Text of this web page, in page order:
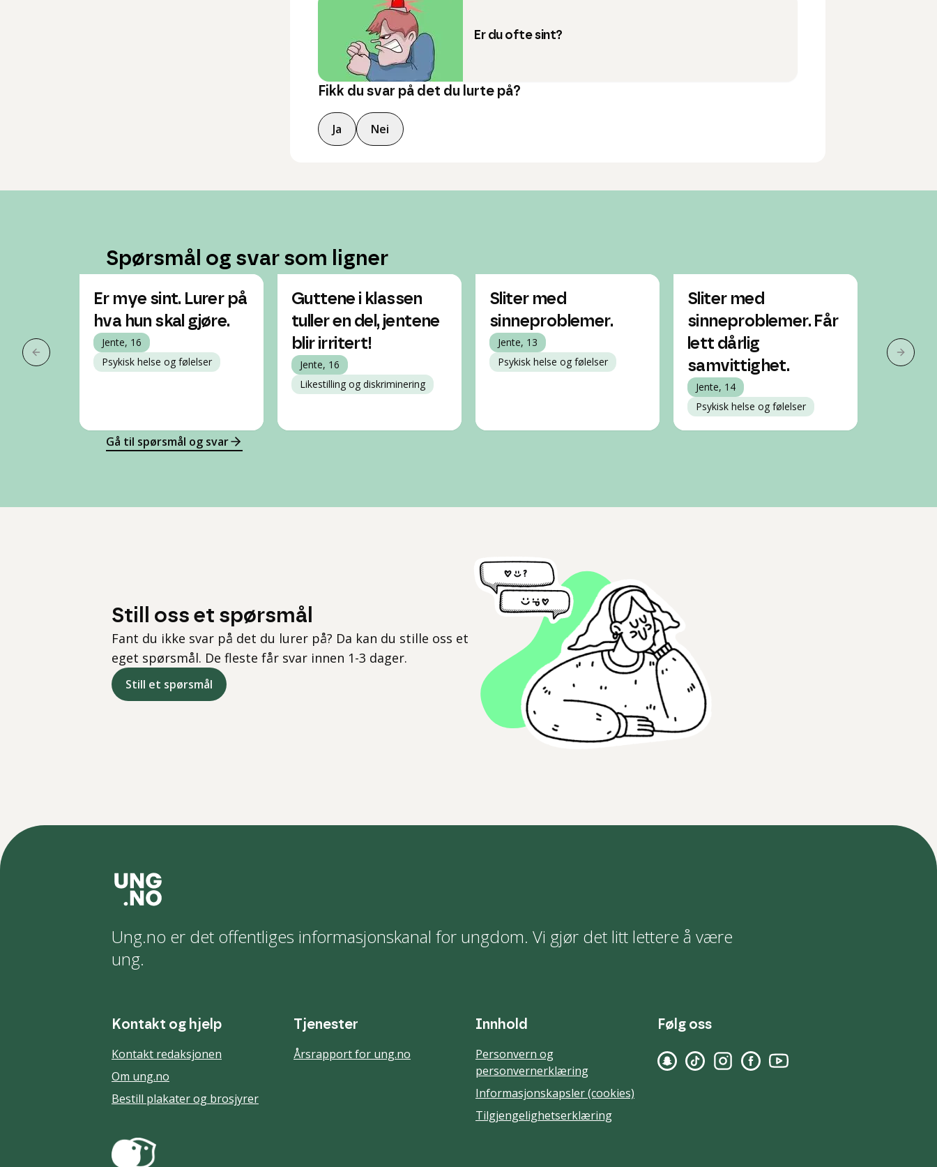
Er du ofte sint?
Fikk du svar på det du lurte på?
Ja Nei
Spørsmål og svar som ligner
Forrige slide
Er mye sint. Lurer på
hva hun skal gjøre.
Jente, 16
Psykisk helse og følelser
Guttene i klassen
tuller en del, jentene
blir irritert!
Jente, 16
Likestilling og diskriminering
Sliter med
sinneproblemer.
Jente, 13
Psykisk helse og følelser
Sliter med
sinneproblemer. Får
lett dårlig
samvittighet.
Jente, 14
Psykisk helse og følelser
Jente, 14
Psykisk
Neste
Gå til spørsmål og svar
Still oss et spørsmål
Fant du ikke svar på det du lurer på? Da kan du stille oss et
eget spørsmål. De fleste får svar innen 1-3 dager.
Still et spørsmål
Ung.no er det offentliges informasjonskanal for ungdom. Vi gjør det litt lettere å være
ung.
Kontakt og hjelp
Kontakt redaksjonen
Om ung.no
Bestill plakater og brosjyrer
Tjenester
Årsrapport for ung.no
Innhold
Personvern og
personvernerklæring
Informasjonskapsler (cookies)
Tilgjengelighetserklæring
Følg oss